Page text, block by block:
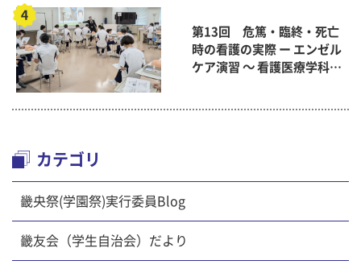
第13回 危篤・臨終・死亡
時の看護の実際 ー エンゼル
ケア演習 ～ 看護医療学科
カテゴリ
畿央祭(学園祭)実行委員Blog
畿友会（学生自治会）だより